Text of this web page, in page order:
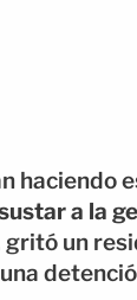
haciendo
a la
gritó un